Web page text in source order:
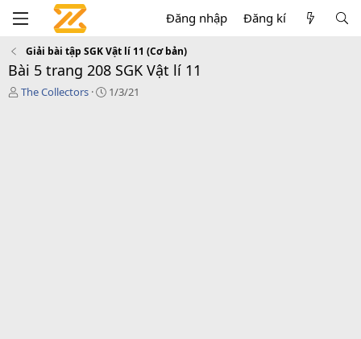
Đăng nhập Đăng kí
Giải bài tập SGK Vật lí 11 (Cơ bản)
Bài 5 trang 208 SGK Vật lí 11
T
The Collectors
C1/3/21